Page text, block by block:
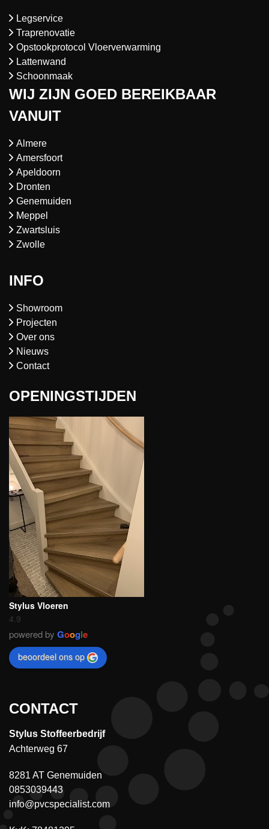
Legservice
Traprenovatie
Opstookprotocol Vloerverwarming
Lattenwand
Schoonmaak
WIJ ZIJN GOED BEREIKBAAR
VANUIT
Almere
Amersfoort
Apeldoorn
Dronten
Genemuiden
Meppel
Zwartsluis
Zwolle
INFO
Showroom
Projecten
Over ons
Nieuws
Contact
OPENINGSTIJDEN
Stylus Vloeren
4.9
powered by Google
beoordeel ons op
CONTACT
Stylus Stoffeerbedrijf
Achterweg 67
8281 AT Genemuiden
0853039443
info@pvcspecialist.com